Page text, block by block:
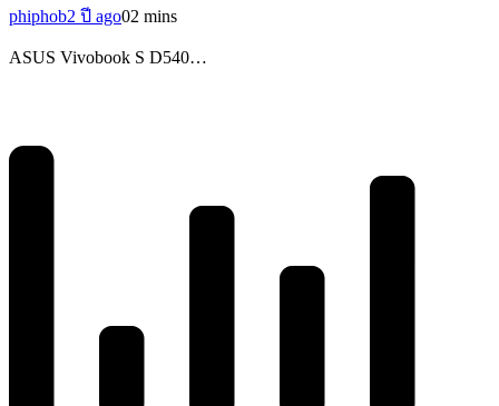
phiphob2 ปี ago02 mins
ASUS Vivobook S D540…